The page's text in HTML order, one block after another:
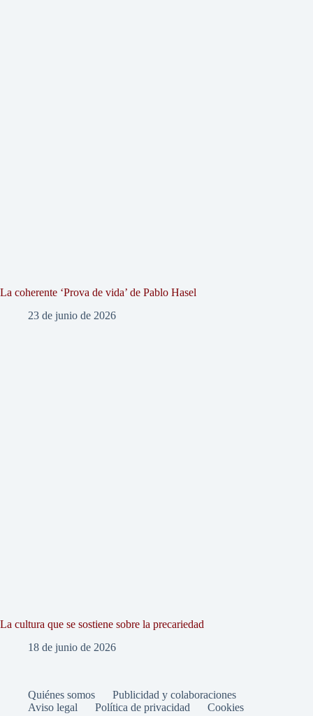
La coherente ‘Prova de vida’ de Pablo Hasel
23 de junio de 2026
La cultura que se sostiene sobre la precariedad
18 de junio de 2026
Quiénes somos
Publicidad y colaboraciones
Aviso legal
Política de privacidad
Cookies